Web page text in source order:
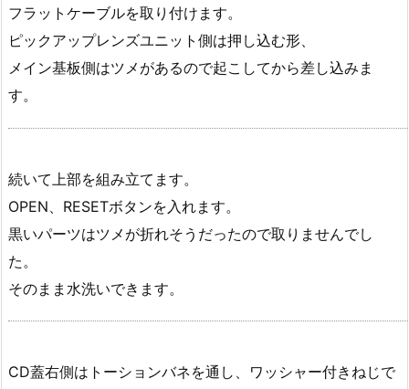
フラットケーブルを取り付けます。
ピックアップレンズユニット側は押し込む形、
メイン基板側はツメがあるので起こしてから差し込みま
す。
続いて上部を組み立てます。
OPEN、RESETボタンを入れます。
黒いパーツはツメが折れそうだったので取りませんでし
た。
そのまま水洗いできます。
CD蓋右側はトーションバネを通し、ワッシャー付きねじで